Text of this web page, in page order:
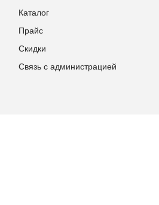
Каталог
Прайс
Скидки
Связь с администрацией